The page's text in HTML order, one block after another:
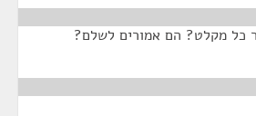
כל מקלט? הם אמורים לשלם?